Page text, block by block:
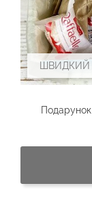
ШВИДКИЙ